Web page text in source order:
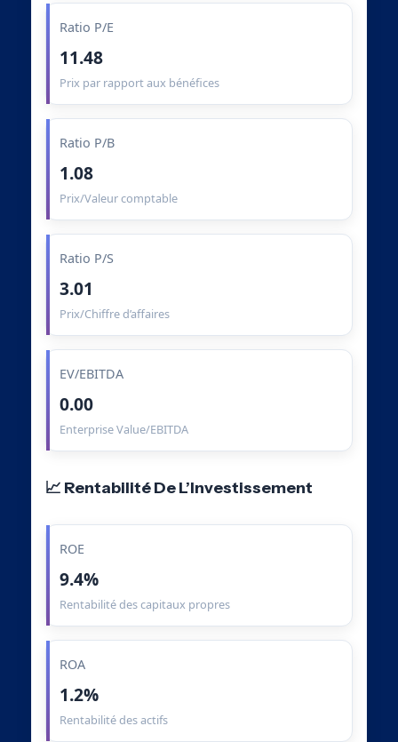
Ratio P/E
11.48
Prix par rapport aux bénéfices
Ratio P/B
1.08
Prix/Valeur comptable
Ratio P/S
3.01
Prix/Chiffre d’affaires
EV/EBITDA
0.00
Enterprise Value/EBITDA
📈 Rentabilité De L’Investissement
ROE
9.4%
Rentabilité des capitaux propres
ROA
1.2%
Rentabilité des actifs